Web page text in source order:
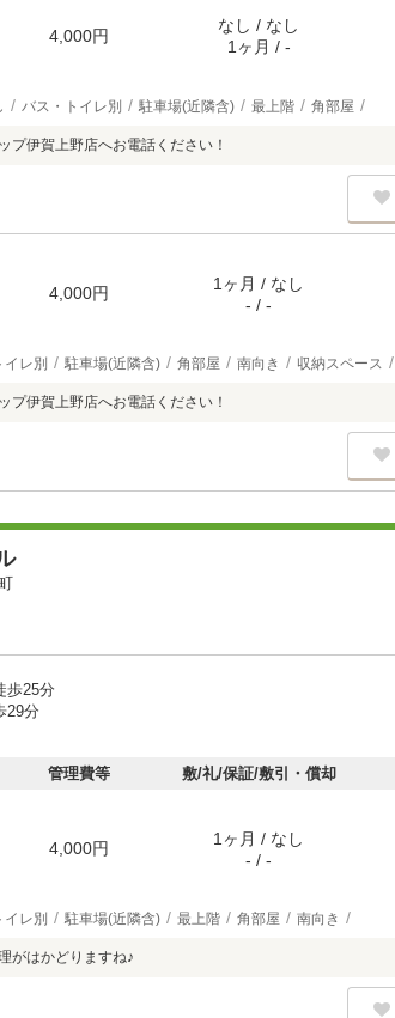
4,000円
なし / なし
1ヶ月 / -
バス・トイレ別 駐車場(近隣含) 最上階 角部屋
プ伊賀上野店へお電話ください！
4,000円
1ヶ月 / なし
- / -
レ別 駐車場(近隣含) 角部屋 南向き 収納スペース
プ伊賀上野店へお電話ください！
歩25分
29分
管理費等 敷/礼/保証/敷引・償却
4,000円
1ヶ月 / なし
- / -
レ別 駐車場(近隣含) 最上階 角部屋 南向き
がはかどりますね♪